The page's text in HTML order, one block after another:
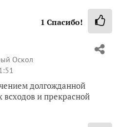
1 Спасибо!
Оскол
долгожданной
и прекрасной